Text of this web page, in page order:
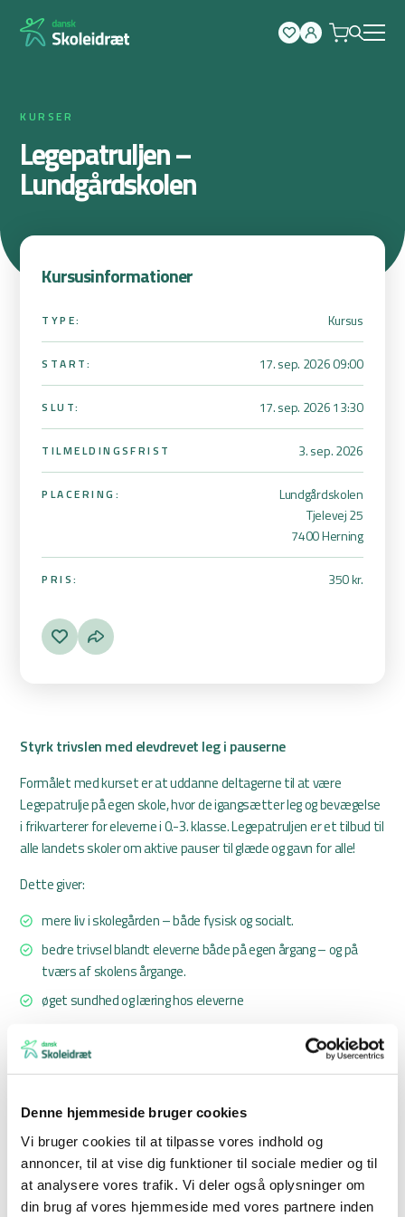
Denne hjemmeside bruger cookies
Vi bruger cookies til at tilpasse vores indhold og
annoncer, til at vise dig funktioner til sociale medier og til
at analysere vores trafik. Vi deler også oplysninger om
din brug af vores hjemmeside med vores partnere inden
KURSER
Legepatruljen –
Lundgårdskolen
Kursusinformationer
TYPE: Kursus
START: 17. sep. 2026 09:00
SLUT: 17. sep. 2026 13:30
TILMELDINGSFRIST 3. sep. 2026
PLACERING:
Lundgårdskolen
Tjelevej 25
7400 Herning
PRIS: 350 kr.
Styrk trivslen med elevdrevet leg i pauserne
Formålet med kurset er at uddanne deltagerne til at være
Legepatrulje på egen skole, hvor de igangsætter leg og bevægelse
i frikvarterer for eleverne i 0.-3. klasse. Legepatruljen er et tilbud til
alle landets skoler om aktive pauser til glæde og gavn for alle!
Dette giver:
mere liv i skolegården – både fysisk og socialt.
bedre trivsel blandt eleverne både på egen årgang – og på
tværs af skolens årgange.
øget sundhed og læring hos eleverne
Kurset indeholder introduktion til lege, som både faciliteres af
instruktøren, men også hvor deltagerne er opdelt i mindre grupper,
der instruerer hinanden i udvalgte lege og selv leger med.
både de praktiske aktiviteter og det at være rollemodel og
igangsætter.
Ved åbne kurser anbefales det, at den enkelte skole efter egne
kriterier udvælger 6-8 elever, gerne af begge køn og på tværs af